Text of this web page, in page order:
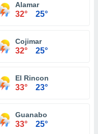
Alamar
32° 25°
Cojimar
32° 25°
El Rincon
33° 23°
Guanabo
33° 25°